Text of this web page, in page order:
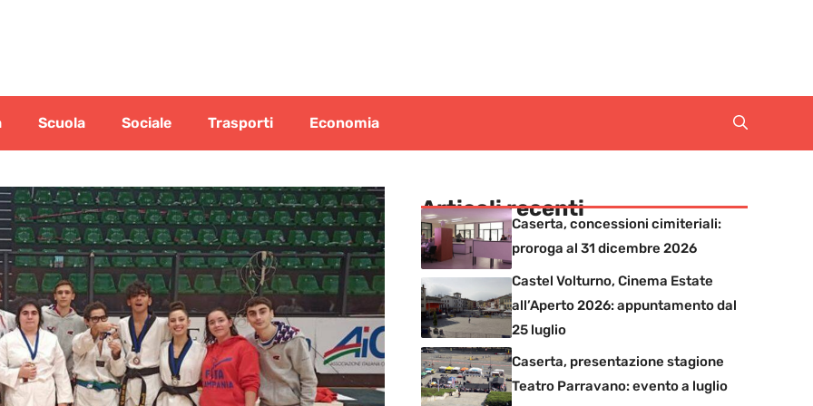
Scuola Sociale Trasporti Economia
Articoli recenti
Caserta, concessioni cimiteriali:
proroga al 31 dicembre 2026
Castel Volturno, Cinema Estate
all’Aperto 2026: appuntamento dal
25 luglio
Caserta, presentazione stagione
Teatro Parravano: evento a luglio